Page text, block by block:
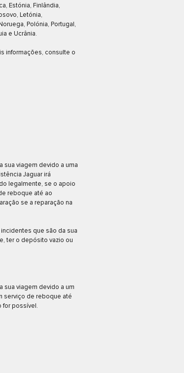
Estónia, Finlândia,
Letónia,
Polónia, Portugal,
e Ucrânia.
informações, consulte o
sua viagem devido a uma
Jaguar irá
legalmente, se o apoio
reboque até ao
se a reparação na
que são da sua
ter o depósito vazio ou
sua viagem devido a um
serviço de reboque até
for possível.